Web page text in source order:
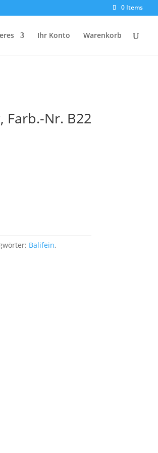
0 Items
Ihr Konto Warenkorb
Farb.-Nr. B22
Balifein,